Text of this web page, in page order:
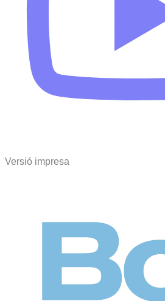
Versió impresa